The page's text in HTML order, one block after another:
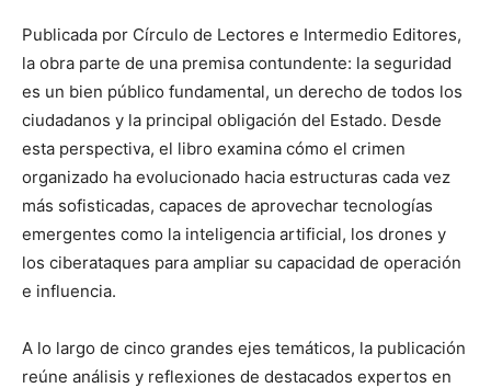
Publicada por Círculo de Lectores e Intermedio Editores,
la obra parte de una premisa contundente: la seguridad
es un bien público fundamental, un derecho de todos los
ciudadanos y la principal obligación del Estado. Desde
esta perspectiva, el libro examina cómo el crimen
organizado ha evolucionado hacia estructuras cada vez
más sofisticadas, capaces de aprovechar tecnologías
emergentes como la inteligencia artificial, los drones y
los ciberataques para ampliar su capacidad de operación
e influencia.
A lo largo de cinco grandes ejes temáticos, la publicación
reúne análisis y reflexiones de destacados expertos en